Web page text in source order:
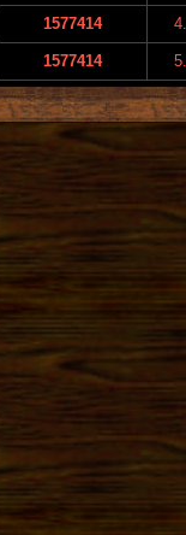
1577414
1577414